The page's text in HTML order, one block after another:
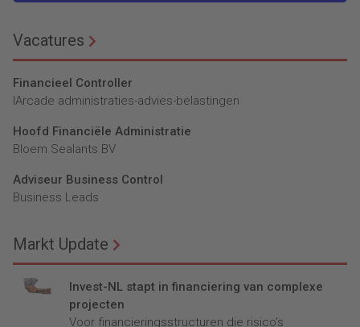
Vacatures
Financieel Controller
lArcade administraties-advies-belastingen
Hoofd Financiële Administratie
Bloem Sealants BV
Adviseur Business Control
Business Leads
Markt Update
Invest-NL stapt in financiering van complexe
projecten
Voor financieringsstructuren die risico’s